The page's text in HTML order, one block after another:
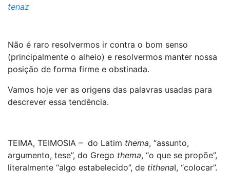
tenaz
Não é raro resolvermos ir contra o bom senso
(principalmente o alheio) e resolvermos manter nossa
posição de forma firme e obstinada.
Vamos hoje ver as origens das palavras usadas para
descrever essa tendência.
TEIMA, TEIMOSIA – do Latim thema, “assunto,
argumento, tese”, do Grego thema, “o que se propõe”,
literalmente “algo estabelecido”, de tithenaI, “colocar”.